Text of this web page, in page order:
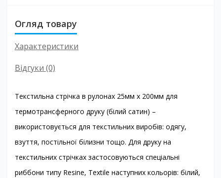
Огляд товару
Характеристики
Відгуки (0)
Текстильна стрічка в рулонах 25мм х 200мм для
термотрансферного друку (білий сатин) –
використовується для текстильних виробів: одягу,
взуття, постільної білизни тощо. Для друку на
текстильних стрічках застосовуються спеціальні
риббони типу Resine, Textile наступних кольорів: білий,